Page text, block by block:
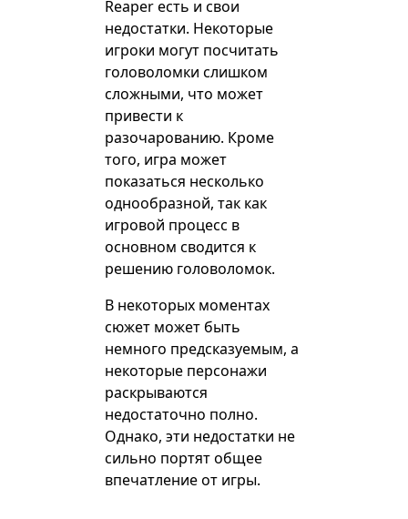
Reaper есть и свои
недостатки. Некоторые
игроки могут посчитать
головоломки слишком
сложными, что может
привести к
разочарованию. Кроме
того, игра может
показаться несколько
однообразной, так как
игровой процесс в
основном сводится к
решению головоломок.
В некоторых моментах
сюжет может быть
немного предсказуемым, а
некоторые персонажи
раскрываются
недостаточно полно.
Однако, эти недостатки не
сильно портят общее
впечатление от игры.